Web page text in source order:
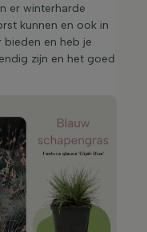
er winterharde
kunnen en ook in
en heb je
zijn en het goed